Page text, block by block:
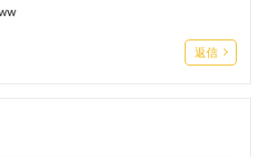
返信